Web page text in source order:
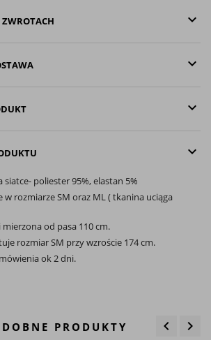
keyboard_arrow_down
keyboard_arrow_down
keyboard_arrow_down
keyboard_arrow_down
siatce- poliester 95%, elastan 5%
rozmiarze SM oraz ML ( tkanina uciąga
mierzona od pasa 110 cm.
rozmiar SM przy wzroście 174 cm.
ok 2 dni.
PRODUKTY keyboard_arrow_left keyboard_arrow_right